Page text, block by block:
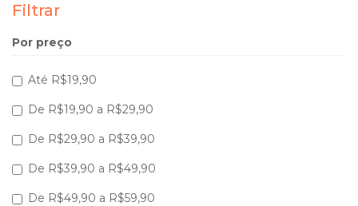
Filtrar
Por preço
Até R$19,90
De R$19,90 a R$29,90
De R$29,90 a R$39,90
De R$39,90 a R$49,90
De R$49,90 a R$59,90